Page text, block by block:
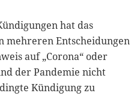
hat das
mehreren Entscheidungen
auf „Corona“ oder
der Pandemie nicht
Kündigung zu